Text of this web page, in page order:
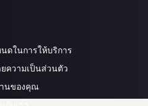
ดในการให้บริการ
ความเป็นส่วนตัว
นของคุณ